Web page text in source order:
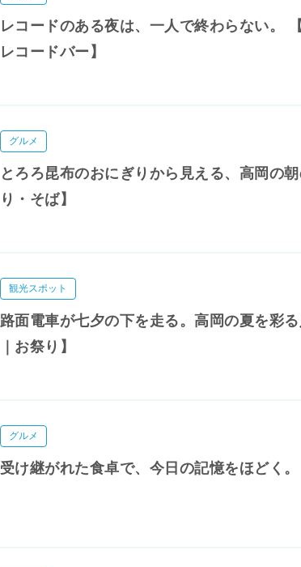
レコードのある夜は、一人で終わらない。
レコードバー】
グルメ
とろろ昆布のおにぎりから見える、高岡の
り・そば】
観光スポット
路面電車が七夕の下を走る。高岡の夏を彩
｜お祭り】
グルメ
受け継がれた食卓で、今日の記憶をほどく。